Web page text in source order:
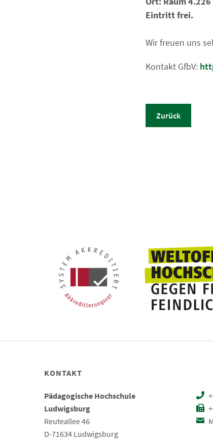
Eintritt frei.
Wir freuen uns
Kontakt GfbV:
Zurück
KONTAKT
Pädagogische Hochschule
Ludwigsburg
Reuteallee 46
D-71634 Ludwigsburg